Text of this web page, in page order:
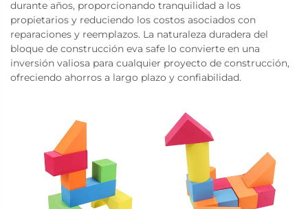
durante años, proporcionando tranquilidad a los
propietarios y reduciendo los costos asociados con
reparaciones y reemplazos. La naturaleza duradera del
bloque de construcción eva safe lo convierte en una
inversión valiosa para cualquier proyecto de construcción,
ofreciendo ahorros a largo plazo y confiabilidad.